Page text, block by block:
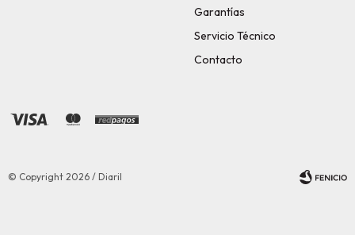
Garantías
Servicio Técnico
Contacto
© Copyright 2026 / Diaril